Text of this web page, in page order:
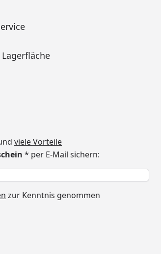
Lagerfläche
viele Vorteile
* per E-Mail sichern:
zur Kenntnis genommen